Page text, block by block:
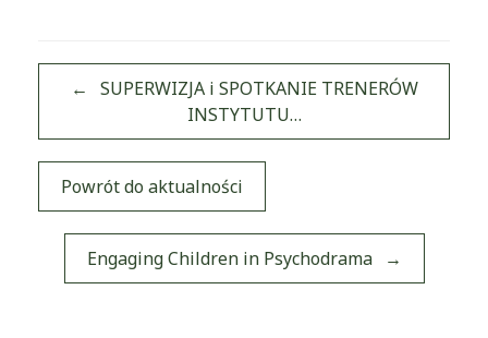
Post navigation
←
SUPERWIZJA i SPOTKANIE TRENERÓW
INSTYTUTU…
Powrót do aktualności
Engaging Children in Psychodrama →